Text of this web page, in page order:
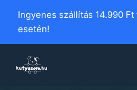
i
Ingyenes szállítás 14.990
esetén!